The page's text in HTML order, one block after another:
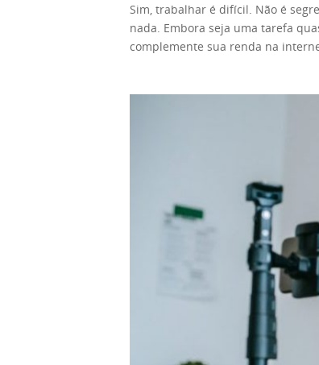
Sim, trabalhar é difícil. Não é
nada. Embora seja uma tarefa
complemente sua renda na
ou em qualquer outro lugar.
existem muitas vantagens neste
complementar sua renda dessa
ganhar algo adicional.
ofereceria suas habilidades por
duas maneiras principais de
trabalhava para seu
eventualmente ser o seu bilhete
Na maioria dos casos, as
único interessado nisso. A
pode estar exausto de seu
há um trabalho fácil que não
verifique algumas das
trabalhadores. Essencialmente,